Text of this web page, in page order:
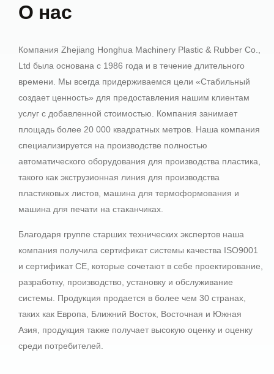
О нас
Компания Zhejiang Honghua Machinery Plastic & Rubber Co.,
Ltd была основана с 1986 года и в течение длительного
времени. Мы всегда придерживаемся цели «Стабильный
создает ценность» для предоставления нашим клиентам
услуг с добавленной стоимостью. Компания занимает
площадь более 20 000 квадратных метров. Наша компания
специализируется на производстве полностью
автоматического оборудования для производства пластика,
такого как экструзионная линия для производства
пластиковых листов, машина для термоформования и
машина для печати на стаканчиках.
Благодаря группе старших технических экспертов наша
компания получила сертификат системы качества ISO9001
и сертификат CE, которые сочетают в себе проектирование,
разработку, производство, установку и обслуживание
системы. Продукция продается в более чем 30 странах,
таких как Европа, Ближний Восток, Восточная и Южная
Азия, продукция также получает высокую оценку и оценку
среди потребителей.